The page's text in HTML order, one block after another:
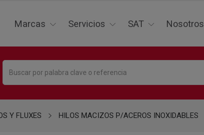
Marcas Servicios SAT Nosotros
Y FLUXES HILOS MACIZOS P/ACEROS INOXIDABLES